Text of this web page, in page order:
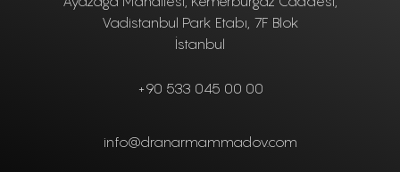
Vadistanbul Park Etabı, 7F Blok
İstanbul
+90 533 045 00 00
info@dranarmammadov.com